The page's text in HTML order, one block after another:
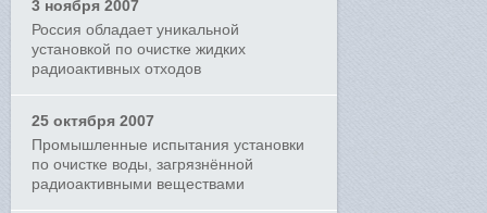
3 ноября 2007
Россия обладает уникальной
установкой по очистке жидких
радиоактивных отходов
25 октября 2007
Промышленные испытания установки
по очистке воды, загрязнённой
радиоактивными веществами